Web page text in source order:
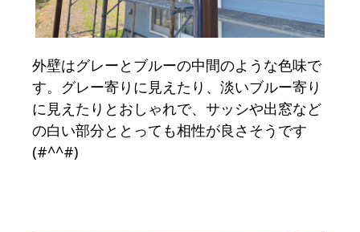
外壁はグレーとブルーの中間のような色味で
す。グレー寄りに見えたり、淡いブルー寄り
に見えたりとおしゃれで、サッシや出窓など
の白い部分ととっても相性が良さそうです
(#^^#)